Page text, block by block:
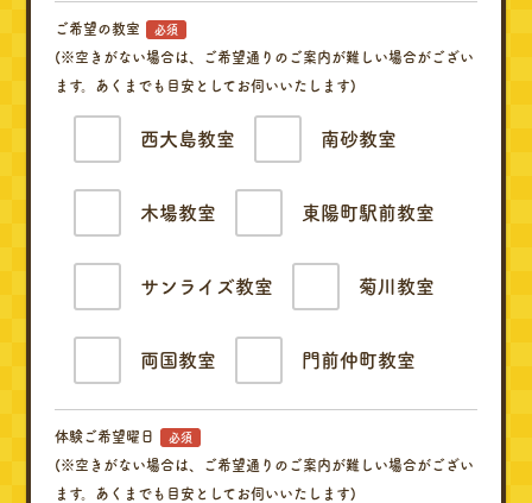
ご希望の教室 必須
(※空きがない場合は、ご希望通りのご案内が難しい場合がござい
ます。あくまでも目安としてお伺いいたします)
西大島教室 南砂教室
木場教室 東陽町駅前教室
サンライズ教室 菊川教室
両国教室 門前仲町教室
体験ご希望曜日 必須
(※空きがない場合は、ご希望通りのご案内が難しい場合がござい
ます。あくまでも目安としてお伺いいたします)